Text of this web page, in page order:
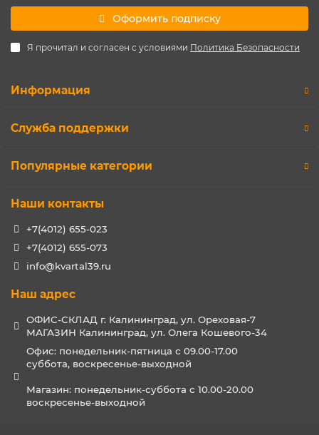
Оформить подписку
Я прочитал и согласен с условиями Политика Безопасности
Информация
Служба поддержки
Популярные категории
Наши контакты
+7(4012) 655-023
+7(4012) 655-073
info@kvartal39.ru
Наш адрес
ОФИС-СКЛАД г. Калининград, ул. Ореховая-7
МАГАЗИН Калининград, ул. Олега Кошевого-34
Офис: понедельник-пятница с 09.00-17.00
суббота, воскресенье-выходной
Магазин: понедельник-суббота с 10.00-20.00
воскресенье-выходной